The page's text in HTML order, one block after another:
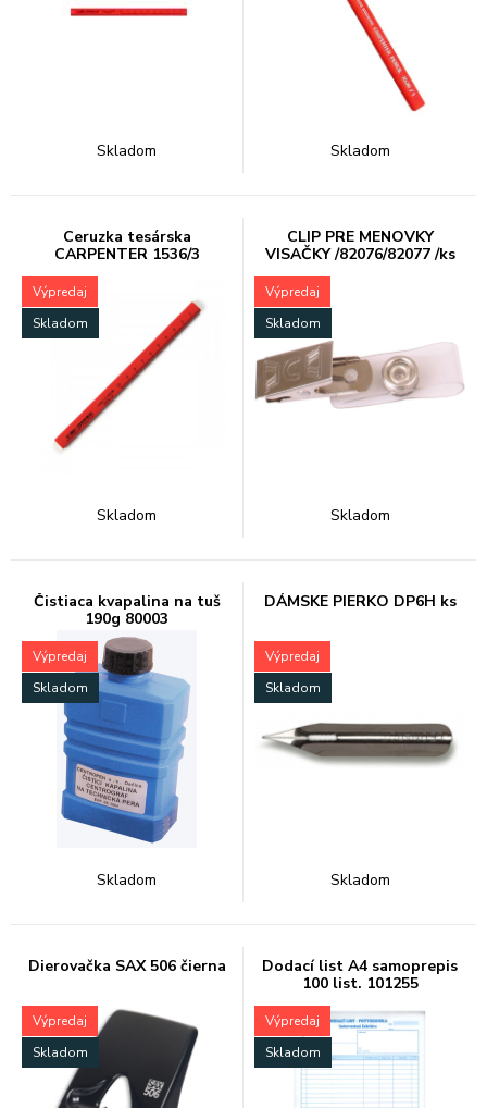
Skladom Skladom
Ceruzka tesárska
CARPENTER 1536/3
Výpredaj
Skladom
Skladom
CLIP PRE MENOVKY
VISAČKY /82076/82077 /ks
Výpredaj
Skladom
Skladom
Čistiaca kvapalina na tuš
190g 80003
Výpredaj
Skladom
Skladom
DÁMSKE PIERKO DP6H ks
Výpredaj
Skladom
Skladom
Dierovačka SAX 506 čierna
Výpredaj
Skladom
Dodací list A4 samoprepis
100 list. 101255
Výpredaj
Skladom